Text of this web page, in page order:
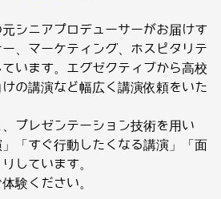
シニアプロデューサーがお届けす
、マーケティング、ホスピタリテ
います。エグゼクティブから高校
の講演など幅広く講演依頼をいた
プレゼンテーション技術を用い
「すぐ行動したくなる講演」「面
しています。
験ください。